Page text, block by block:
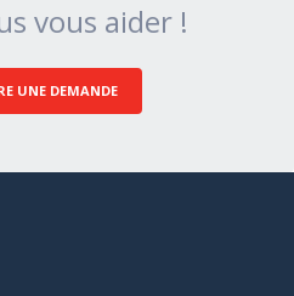
vous aider !
UNE DEMANDE